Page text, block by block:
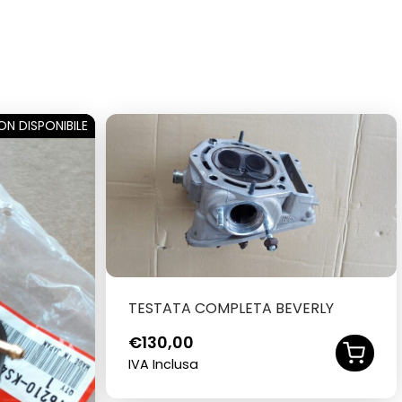
SOLD OUT
DISPONIBILE
TESTATA COMPLETA BEVERLY
€130,00
IVA Inclusa